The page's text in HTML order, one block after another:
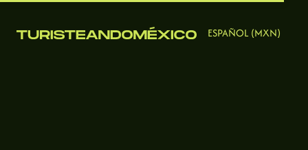
ESPAÑOL (MXN)